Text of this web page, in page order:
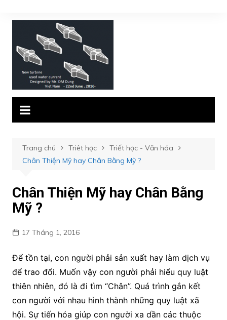
đến
Trang chủ Triêt học
Triết học - Văn hóa
Chân Thiện Mỹ hay Chân Bằng Mỹ ?
Chân Thiện Mỹ hay Chân Bằng
Mỹ ?
17 Tháng 1, 2016
Để tồn tại, con người phải sản xuất hay làm dịch vụ
để trao đổi. Muốn vậy con người phải hiểu quy luật
thiên nhiên, đó là đi tìm “Chân”. Quá trình gắn kết
con người với nhau hình thành những quy luật xã
hội. Sự tiến hóa giúp con người xa dần các thuộc